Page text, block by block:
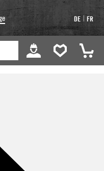
DE | FR